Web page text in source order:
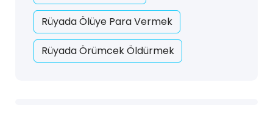
Rüyada Ölüye Para Vermek
Rüyada Örümcek Öldürmek